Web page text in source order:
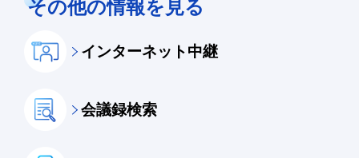
その他の情報を見る
インターネット中継
会議録検索